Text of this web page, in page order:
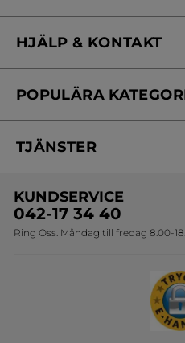
Vårt engagemang
Skönhetstips
HJÄLP & KONTAKT
Kontakta oss
Online prislista
POPULÄRA
Erbjudanden
Travelsize
Sets
TJÄNSTER
Onlineprislista för postorder
KUNDSERVICE
042-17 34 40
Ring Oss. Måndag till fredag 8.00-